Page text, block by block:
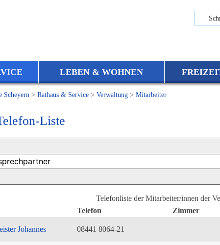
LEBEN & WOHNEN
Scheyern > Rathaus & Service > Verwaltung > Mitarbeiter
Liste
Telefonliste der Mitarbeiter/innen der
Telefon Zimmer
Johannes 08441 8064-21